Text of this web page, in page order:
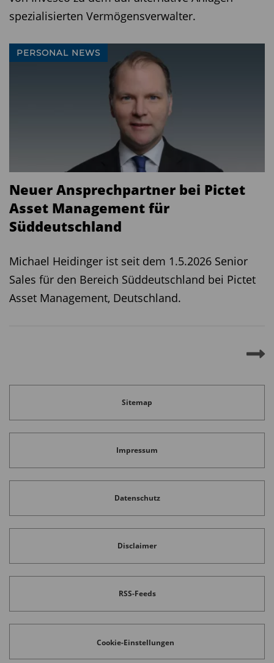
spezialisierten Vermögensverwalter.
PERSONAL NEWS
Neuer Ansprechpartner bei Pictet
Asset Management für
Süddeutschland
Michael Heidinger ist seit dem 1.5.2026 Senior
Sales für den Bereich Süddeutschland bei Pictet
Asset Management, Deutschland.
Sitemap
Impressum
Datenschutz
Disclaimer
RSS-Feeds
Cookie-Einstellungen